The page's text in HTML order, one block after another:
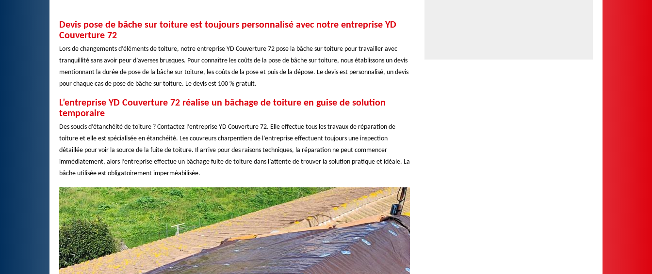
Devis pose de bâche sur toiture est toujours personnalisé avec notre entreprise YD
Couverture 72
Lors de changements d’éléments de toiture, notre entreprise YD Couverture 72 pose la bâche sur toiture pour travailler avec
tranquillité sans avoir peur d’averses brusques. Pour connaître les coûts de la pose de bâche sur toiture, nous établissons un devis
mentionnant la durée de pose de la bâche sur toiture, les coûts de la pose et puis de la dépose. Le devis est personnalisé, un devis
pour chaque cas de pose de bâche sur toiture. Le devis est 100 % gratuit.
L’entreprise YD Couverture 72 réalise un bâchage de toiture en guise de solution
temporaire
Des soucis d’étanchéité de toiture ? Contactez l’entreprise YD Couverture 72. Elle effectue tous les travaux de réparation de
toiture et elle est spécialisée en étanchéité. Les couvreurs charpentiers de l’entreprise effectuent toujours une inspection
détaillée pour voir la source de la fuite de toiture. Il arrive pour des raisons techniques, la réparation ne peut commencer
immédiatement, alors l’entreprise effectue un bâchage fuite de toiture dans l’attente de trouver la solution pratique et idéale. La
bâche utilisée est obligatoirement imperméabilisée.